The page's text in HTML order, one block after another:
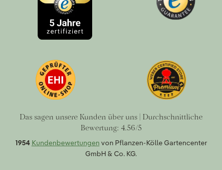
Das sagen unsere Kunden über uns | Durchschnittliche
Bewertung: 4.56/5
1954 Kundenbewertungen von Pflanzen-Kölle Gartencenter
GmbH & Co. KG.